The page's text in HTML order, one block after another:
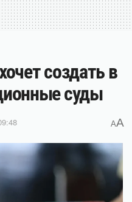
создать в
суды
AA